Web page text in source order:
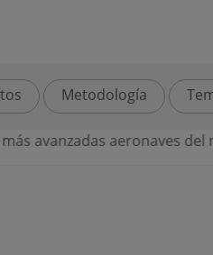
Metodología
aeronaves del mercado,